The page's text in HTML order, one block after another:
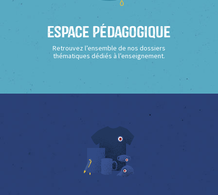
Espace Pédagogique
Retrouvez l’ensemble de nos dossiers
thématiques dédiés à l’enseignement.